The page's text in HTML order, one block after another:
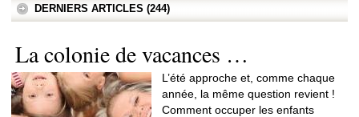
DERNIERS ARTICLES (244)
La colonie de vacances …
L’été approche et, comme chaque
année, la même question revient !
Comment occuper les enfants